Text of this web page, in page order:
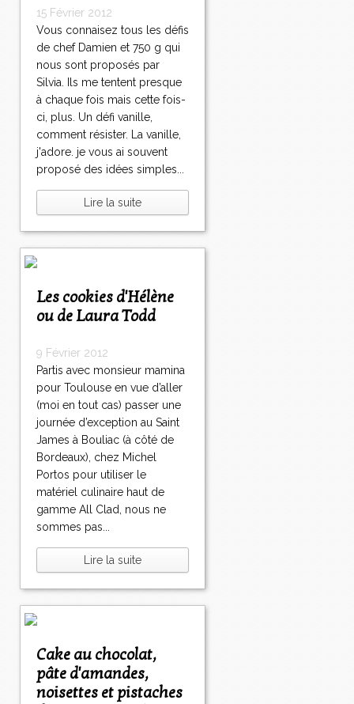
15 Février 2012
Vous connaisez tous les défis
de chef Damien et 750 g qui
nous sont proposés par
Silvia. Ils me tentent presque
à chaque fois mais cette fois-
ci, plus. Un défi vanille,
comment résister. La vanille,
j'adore. je vous ai souvent
proposé des idées simples...
Lire la suite
Les cookies d'Hélène
ou de Laura Todd
9 Février 2012
Partis avec monsieur mamina
pour Toulouse en vue d’aller
(moi en tout cas) passer une
journée d’exception au Saint
James à Bouliac (à côté de
Bordeaux), chez Michel
Portos pour utiliser le
matériel culinaire haut de
gamme All Clad, nous ne
sommes pas...
Lire la suite
Cake au chocolat,
pâte d'amandes,
noisettes et pistaches